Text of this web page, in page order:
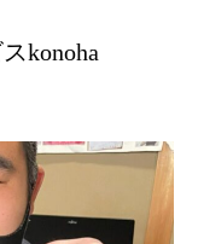
konoha